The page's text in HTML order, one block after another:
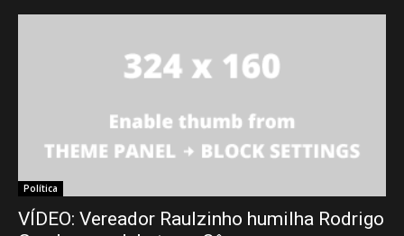
Política
VÍDEO: Vereador Raulzinho humilha Rodrigo